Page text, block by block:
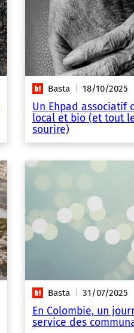
Basta 18/10/2025
Un Ehpad associatif
local et bio (et tout
sourire)
Basta 31/07/2025
En Colombie, un
service des